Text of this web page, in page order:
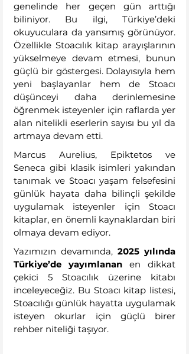
genelinde her geçen gün arttığı
biliniyor. Bu ilgi, Türkiye’deki
okuyuculara da yansımış görünüyor.
Özellikle Stoacılık kitap arayışlarının
yükselmeye devam etmesi, bunun
güçlü bir göstergesi. Dolayısıyla hem
yeni başlayanlar hem de Stoacı
düşünceyi daha derinlemesine
öğrenmek isteyenler için raflarda yer
alan nitelikli eserlerin sayısı bu yıl da
artmaya devam etti.
Marcus Aurelius, Epiktetos ve
Seneca gibi klasik isimleri yakından
tanımak ve Stoacı yaşam felsefesini
günlük hayata daha bilinçli şekilde
uygulamak isteyenler için Stoacı
kitaplar, en önemli kaynaklardan biri
olmaya devam ediyor.
Yazımızın devamında, 2025 yılında
Türkiye’de yayımlanan en dikkat
çekici 5 Stoacılık üzerine kitabı
inceleyeceğiz. Bu Stoacı kitap listesi,
Stoacılığı günlük hayatta uygulamak
isteyen okurlar için güçlü birer
rehber niteliği taşıyor.